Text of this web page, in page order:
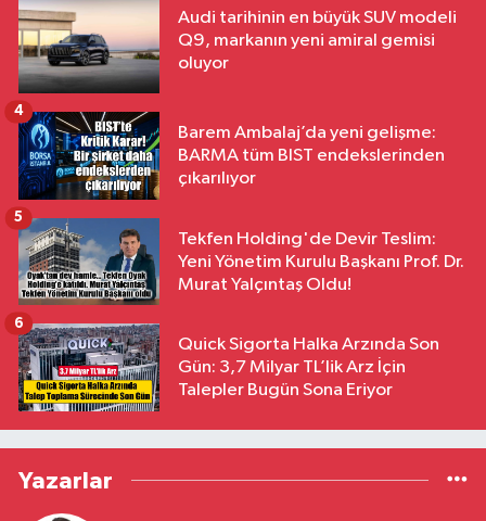
Audi tarihinin en büyük SUV modeli
Q9, markanın yeni amiral gemisi
oluyor
Barem Ambalaj’da yeni gelişme:
BARMA tüm BIST endekslerinden
çıkarılıyor
4
Tekfen Holding'de Devir Teslim:
Yeni Yönetim Kurulu Başkanı Prof. Dr.
Murat Yalçıntaş Oldu!
5
Quick Sigorta Halka Arzında Son
Gün: 3,7 Milyar TL’lik Arz İçin
Talepler Bugün Sona Eriyor
6
Yazarlar